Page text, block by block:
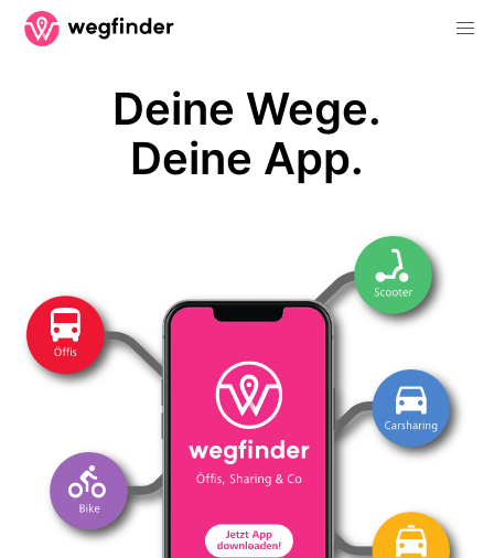
Deine Wege.
Deine App.